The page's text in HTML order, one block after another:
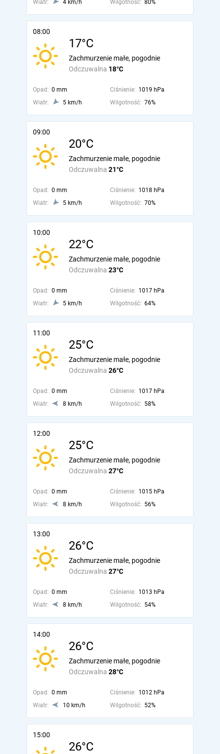
Wiatr: 4 km/h Wilgotność: 80%
08:00
17°C
Odczuwalna 18°C
Zachmurzenie małe, pogodnie
Opad: 0 mm Ciśnienie: 1019 hPa
Wiatr:
5 km/h Wilgotność: 76%
09:00
20°C
Odczuwalna 21°C
Zachmurzenie małe, pogodnie
Opad: 0 mm Ciśnienie: 1018 hPa
Wiatr:
5 km/h Wilgotność: 70%
10:00
22°C
Odczuwalna 23°C
Zachmurzenie małe, pogodnie
Opad: 0 mm Ciśnienie: 1017 hPa
Wiatr:
5 km/h Wilgotność: 64%
11:00
25°C
Odczuwalna 26°C
Zachmurzenie małe, pogodnie
Opad: 0 mm Ciśnienie: 1017 hPa
Wiatr:
8 km/h Wilgotność: 58%
12:00
25°C
Odczuwalna 27°C
Zachmurzenie małe, pogodnie
Opad: 0 mm Ciśnienie: 1015 hPa
Wiatr:
8 km/h Wilgotność: 56%
13:00
26°C
Odczuwalna 27°C
Zachmurzenie małe, pogodnie
Opad: 0 mm Ciśnienie: 1013 hPa
Wiatr:
8 km/h Wilgotność: 54%
14:00
26°C
Odczuwalna 28°C
Zachmurzenie małe, pogodnie
Opad: 0 mm Ciśnienie: 1012 hPa
Wiatr:
10 km/h Wilgotność: 52%
15:00
26°C